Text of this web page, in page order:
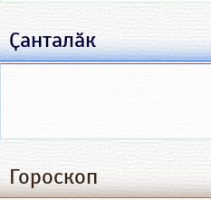
Ҫанталӑк
Гороскоп